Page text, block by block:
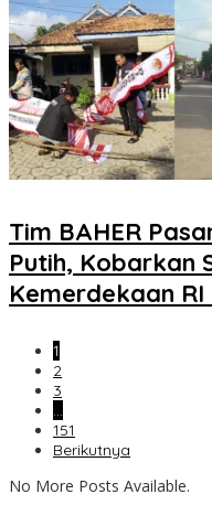
Tim BAHER
Putih, Kobarkan
Kemerdekaan RI
1
2
3
…
151
Berikutnya
No More Posts Available.